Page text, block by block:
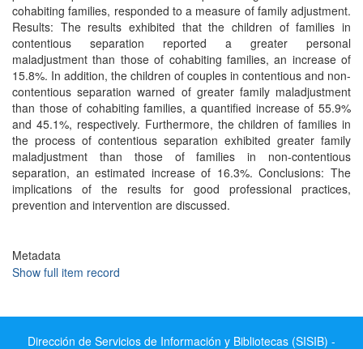
cohabiting families, responded to a measure of family adjustment.
Results: The results exhibited that the children of families in
contentious separation reported a greater personal
maladjustment than those of cohabiting families, an increase of
15.8%. In addition, the children of couples in contentious and non-
contentious separation warned of greater family maladjustment
than those of cohabiting families, a quantified increase of 55.9%
and 45.1%, respectively. Furthermore, the children of families in
the process of contentious separation exhibited greater family
maladjustment than those of families in non-contentious
separation, an estimated increase of 16.3%. Conclusions: The
implications of the results for good professional practices,
prevention and intervention are discussed.
Metadata
Show full item record
Dirección de Servicios de Información y Bibliotecas (SISIB) -